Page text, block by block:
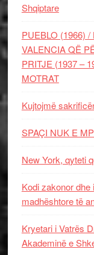
Shqiptare
PUEBLO (1966)
VALENCIA QË
PRITJE (1937 –
MOTRAT
Kujtojmë
SPAÇI NUK E
New York, qyteti
Kodi zakonor dhe
madhështore të
Kryetari i Vatrës
Akademinë e